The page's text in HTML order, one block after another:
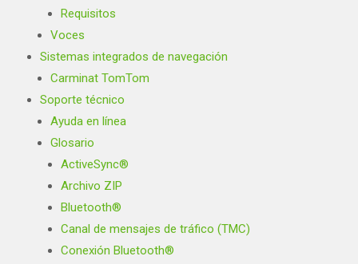
Requisitos
Voces
Sistemas integrados de navegación
Carminat TomTom
Soporte técnico
Ayuda en línea
Glosario
ActiveSync®
Archivo ZIP
Bluetooth®
Canal de mensajes de tráfico (TMC)
Conexión Bluetooth®